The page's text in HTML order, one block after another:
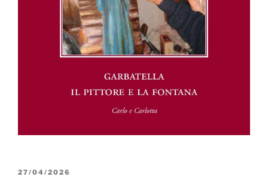
PUBBLICATO
27/04/2026